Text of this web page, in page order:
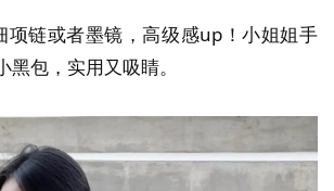
项链或者墨镜，高级感up！小姐姐手
黑包，实用又吸睛。